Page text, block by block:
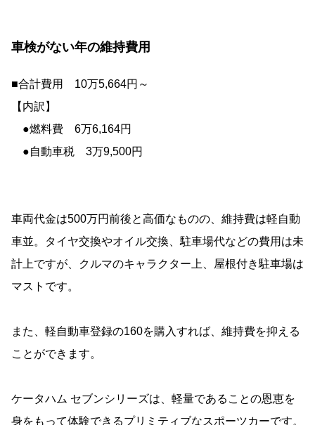
車検がない年の維持費用
■合計費用 10万5,664円～
【内訳】
●燃料費 6万6,164円
●自動車税 3万9,500円
車両代金は500万円前後と高価なものの、維持費は軽自動
車並。タイヤ交換やオイル交換、駐車場代などの費用は未
計上ですが、クルマのキャラクター上、屋根付き駐車場は
マストです。
また、軽自動車登録の160を購入すれば、維持費を抑える
ことができます。
ケータハム セブンシリーズは、軽量であることの恩恵を
身をもって体験できるプリミティブなスポーツカーです。